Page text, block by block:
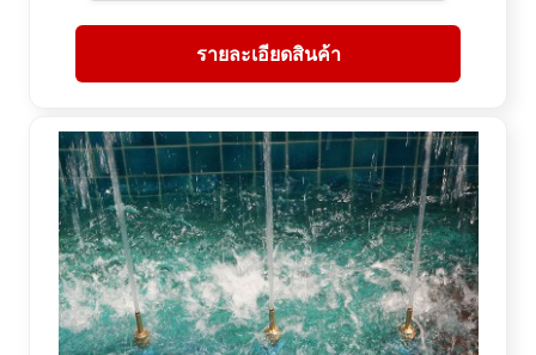
รายละเอียดสินค้า